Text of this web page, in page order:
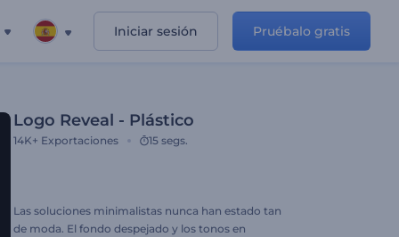
Iniciar sesión Pruébalo gratis
Logo Reveal - Plástico
14K+ Exportaciones 15 segs.
Las soluciones minimalistas nunca han estado tan
de moda. El fondo despejado y los tonos en